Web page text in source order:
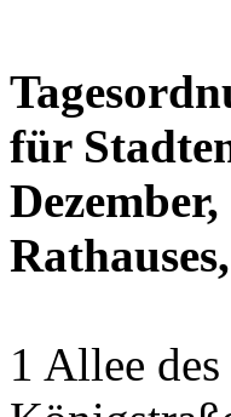
für
1 Allee